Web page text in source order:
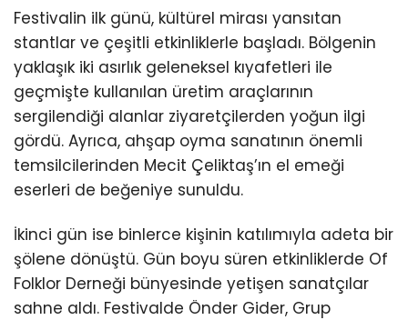
Festivalin ilk günü, kültürel mirası yansıtan
stantlar ve çeşitli etkinliklerle başladı. Bölgenin
yaklaşık iki asırlık geleneksel kıyafetleri ile
geçmişte kullanılan üretim araçlarının
sergilendiği alanlar ziyaretçilerden yoğun ilgi
gördü. Ayrıca, ahşap oyma sanatının önemli
temsilcilerinden Mecit Çeliktaş’ın el emeği
eserleri de beğeniye sunuldu.
İkinci gün ise binlerce kişinin katılımıyla adeta bir
şölene dönüştü. Gün boyu süren etkinliklerde Of
Folklor Derneği bünyesinde yetişen sanatçılar
sahne aldı. Festivalde Önder Gider, Grup